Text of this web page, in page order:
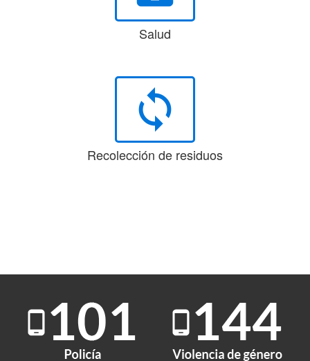
Salud
loop
Recolección de residuos